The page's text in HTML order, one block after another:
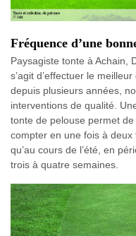
Fréquence d’une
Paysagiste tonte à Achain,
s’agit d’effectuer le
depuis plusieurs années,
interventions de qualité.
tonte de pelouse permet
compter en une fois à
qu’au cours de l’été, en
trois à quatre semaines.